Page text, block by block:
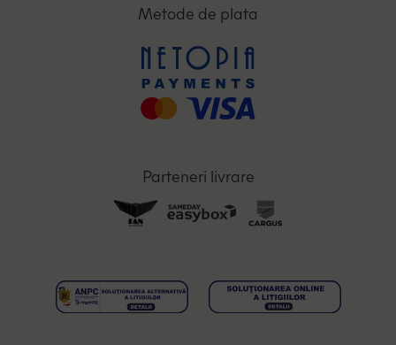
Metode de plata
Parteneri livrare